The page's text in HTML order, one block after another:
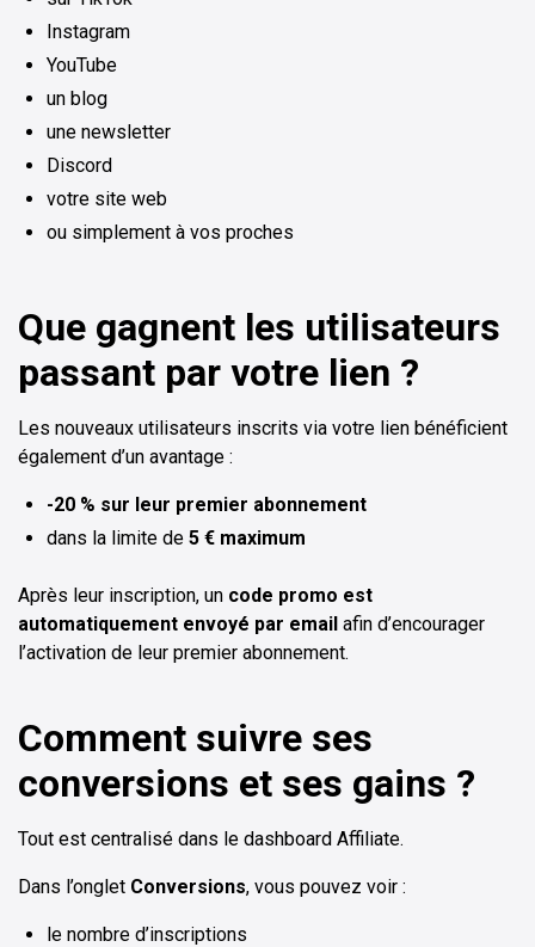
Instagram
YouTube
un blog
une newsletter
Discord
votre site web
ou simplement à vos proches
Que gagnent les utilisateurs
passant par votre lien ?
Les nouveaux utilisateurs inscrits via votre lien bénéficient
également d’un avantage :
-20 % sur leur premier abonnement
dans la limite de 5 € maximum
Après leur inscription, un code promo est
automatiquement envoyé par email afin d’encourager
l’activation de leur premier abonnement.
Comment suivre ses
conversions et ses gains ?
Tout est centralisé dans le dashboard Affiliate.
Dans l’onglet Conversions, vous pouvez voir :
le nombre d’inscriptions